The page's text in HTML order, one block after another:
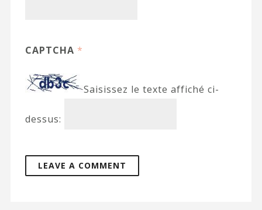
CAPTCHA *
Saisissez le texte affiché ci-
dessus: